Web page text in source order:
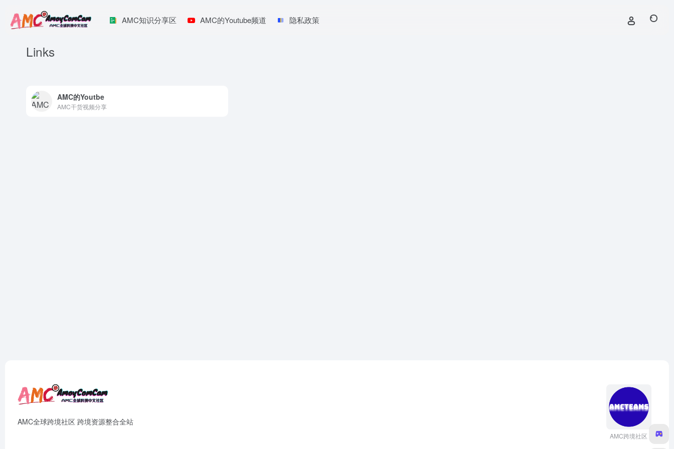
AMC知识分享区 AMC的Youtube频道 隐私政策
Links
AMC的Youtbe
AMC干货视频分享
AMC全球跨境社区 跨境资源整合全站
AMC跨境社区